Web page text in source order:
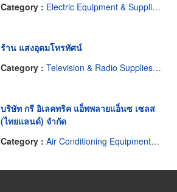
Category : Electric Equipment & Supplies-Retail
ร้าน แสงอุดมโทรทัศน์
Category :Television & Radio Supplies & Parts-Repairing
บริษัท กรี อิเลคทริค แอ็พพลายแอ็นซ เซลส
(ไทยแลนด์) จำกัด
Category :Air Conditioning Equipment-Room & Split